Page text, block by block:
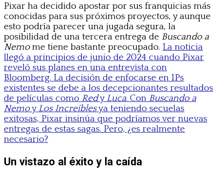
Pixar ha decidido apostar por sus franquicias más
conocidas para sus próximos proyectos, y aunque
esto podría parecer una jugada segura, la
posibilidad de una tercera entrega de Buscando a
Nemome tiene bastante preocupado. La noticia
llegó a principios de junio de 2024 cuando Pixar
reveló sus planes en una entrevista con
Bloomberg. La decisión de enfocarse en IPs
existentes se debe a los decepcionantes resultados
de películas como Redy Luca. Con Buscando a
Nemoy Los Increíblesya teniendo secuelas
exitosas, Pixar insinúa que podríamos ver nuevas
entregas de estas sagas. Pero, ¿es realmente
necesario?
Un vistazo al éxito y la caída